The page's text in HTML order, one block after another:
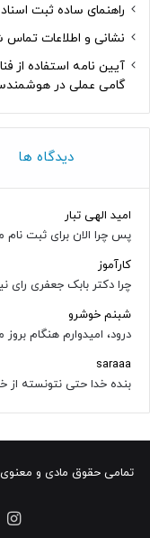
راهنمای ساده ثبت
نشانی و اطلاعات
آیین نامه استفاده از
گامی عملی در
دیدگاه ها
امید الهی تبار
پس چرا الان برای ثبت نام
کارآموز
چرا دکتر بابک جعفری رای
شبنم خوشرو
درود، امیدوارم هنگام
saraaa
بنده خدا حتی نتونسته از
تمامی حقوق مادی و